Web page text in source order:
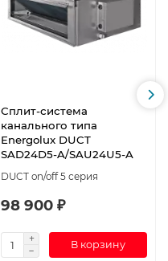
Сплит-система
канального типа
Energolux DUCT
SAD24D5-A/SAU24U5-A
DUCT on/off 5 серия
98 900 ₽
В корзину